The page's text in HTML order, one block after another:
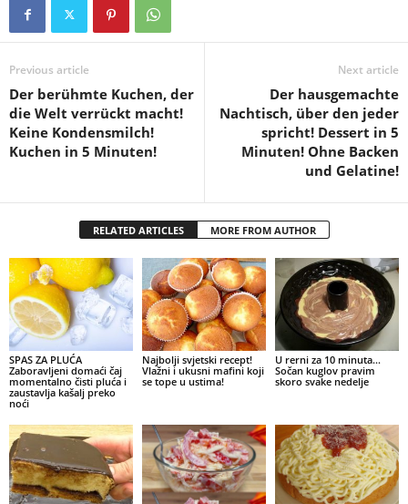
Previous article
Der berühmte Kuchen, der
die Welt verrückt macht!
Keine Kondensmilch!
Kuchen in 5 Minuten!
Next article
Der hausgemachte
Nachtisch, über den jeder
spricht! Dessert in 5
Minuten! Ohne Backen
und Gelatine!
RELATED ARTICLES MORE FROM AUTHOR
SPAS ZA PLUĆA
Zaboravljeni domaći čaj
momentalno čisti pluća i
zaustavlja kašalj preko
noći
Najbolji svjetski recept!
Vlažni i ukusni mafini koji
se tope u ustima!
U rerni za 10 minuta…
Sočan kuglov pravim
skoro svake nedelje